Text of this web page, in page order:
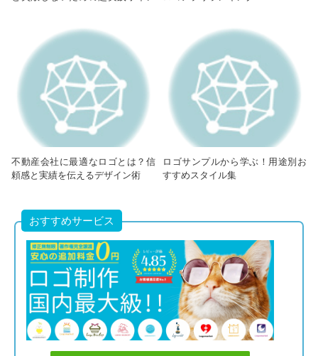
不動産会社に最適なロゴとは？信
頼感と実績を伝えるデザイン術
ロゴサンプルから学ぶ！用途別お
すすめスタイル集
おすすめサービス